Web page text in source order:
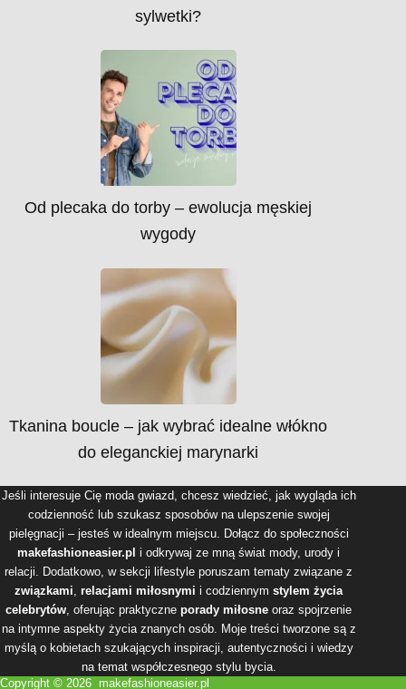
sylwetki?
Od plecaka do torby – ewolucja męskiej
wygody
Tkanina boucle – jak wybrać idealne włókno
do eleganckiej marynarki
Jeśli interesuje Cię moda gwiazd, chcesz wiedzieć, jak wygląda ich
codzienność lub szukasz sposobów na ulepszenie swojej
pielęgnacji – jesteś w idealnym miejscu. Dołącz do społeczności
makefashioneasier.pl i odkrywaj ze mną świat mody, urody i
relacji. Dodatkowo, w sekcji lifestyle poruszam tematy związane z
związkami,relacjami miłosnymi i codziennymstylem życia
celebrytów, oferując praktyczneporady miłosne oraz spojrzenie
na intymne aspekty życia znanych osób. Moje treści tworzone są z
myślą o kobietach szukających inspiracji, autentyczności i wiedzy
na temat współczesnego stylu bycia.
Copyright © 2026 makefashioneasier.pl